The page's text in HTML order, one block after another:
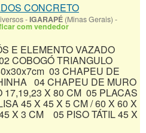
CONCRETO
-IGARAPÉ (Minas Gerais) -
com vendedor
E ELEMENTO VAZADO
COBOGÓ TRIANGULO
03 CHAPEU DE
04 CHAPEU DE MURO
17,19,23 X 80 CM 05 PLACAS
45 X 45 X 5 CM / 60 X 60 X
X 3 CM 05 PISO TÁTIL 45 X